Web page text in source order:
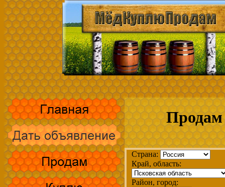
Продам
Страна:
Край, область:
Район, город: